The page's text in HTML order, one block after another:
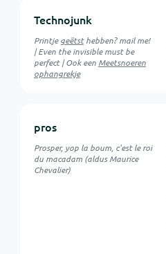
Technojunk
Printjegeëtsthebben? mail me!
| Even the invisible must be
perfect | Ook een Meetsnoeren
ophangrekje
pros
Prosper, yop la boum, c'est le roi
du macadam (aldus Maurice
Chevalier)